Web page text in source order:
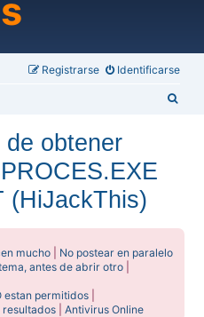
Identificarse
Registrarse
de obtener
(HiJackThis)
mucho
No postear en paralelo
antes de abrir otro
estan permitidos
resultados |Antivirus Online